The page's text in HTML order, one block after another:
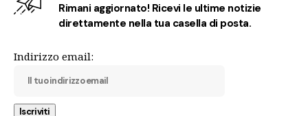
Rimani aggiornato! Ricevi le ultime notizie
direttamente nella tua casella di posta.
Indirizzo email: